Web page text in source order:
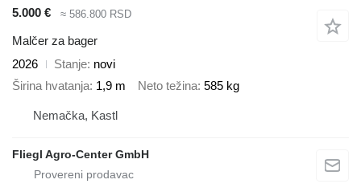
5.000 €
≈ 586.800 RSD
Malčer za bager
2026
Stanje novi
Širina hvatanja 1,9 m Neto težina 585 kg
Nemačka, Kastl
Fliegl Agro-Center GmbH